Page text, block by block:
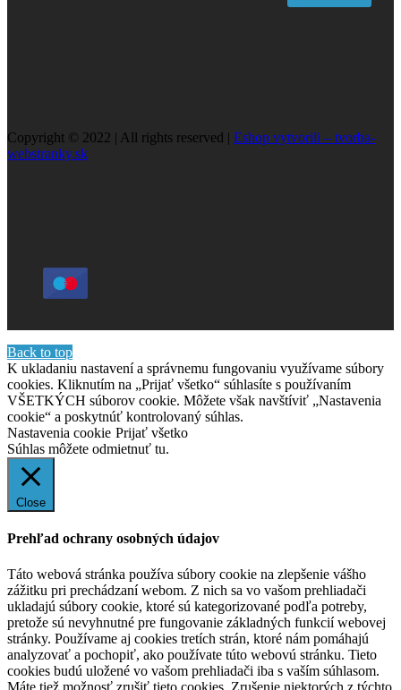
Copyright © 2022 | All rights reserved | Eshop vytvorili – tvorba-
webstranky.sk
Back to top
K ukladaniu nastavení a správnemu fungovaniu využívame súbory
cookies. Kliknutím na „Prijať všetko“ súhlasíte s používaním
VŠETKÝCH súborov cookie. Môžete však navštíviť „Nastavenia
cookie“ a poskytnúť kontrolovaný súhlas.
Nastavenia cookie Prijať všetko
Súhlas môžete odmietnuť tu.
Close
Prehľad ochrany osobných údajov
Táto webová stránka používa súbory cookie na zlepšenie vášho
zážitku pri prechádzaní webom. Z nich sa vo vašom prehliadači
ukladajú súbory cookie, ktoré sú kategorizované podľa potreby,
pretože sú nevyhnutné pre fungovanie základných funkcií webovej
stránky. Používame aj cookies tretích strán, ktoré nám pomáhajú
analyzovať a pochopiť, ako používate túto webovú stránku. Tieto
cookies budú uložené vo vašom prehliadači iba s vaším súhlasom.
Máte tiež možnosť zrušiť tieto cookies. Zrušenie niektorých z týchto